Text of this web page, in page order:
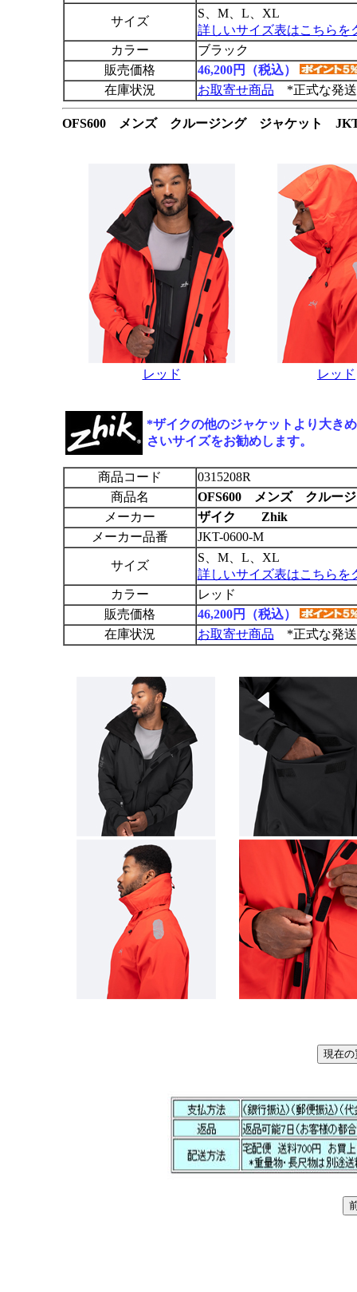
サイズ
S、M、L、XL
詳しいサイズ表はこちらを
カラー
ブラック
販売価格
46,200円（税込）
在庫状況
お取寄せ商品 *正式な発送
OFS600 メンズ クルージング ジャケット
レッド レッド
*ザイクの他のジャケットより大き
さいサイズをお勧めします。
商品コード
0315208R
商品名
OFS600 メンズ クルー
メーカー
ザイク Zhik
メーカー品番
JKT-0600-M
サイズ
S、M、L、XL
詳しいサイズ表はこちらを
カラー
レッド
販売価格
46,200円（税込）
在庫状況
お取寄せ商品 *正式な発送